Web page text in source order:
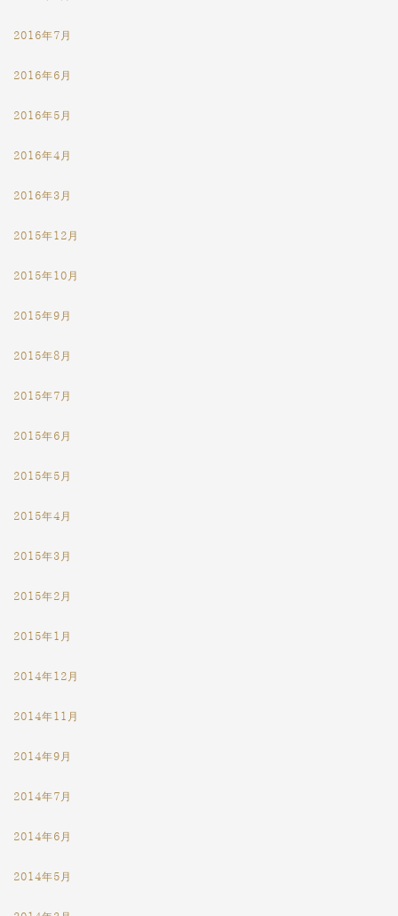
2016年7月
2016年6月
2016年5月
2016年4月
2016年3月
2015年12月
2015年10月
2015年9月
2015年8月
2015年7月
2015年6月
2015年5月
2015年4月
2015年3月
2015年2月
2015年1月
2014年12月
2014年11月
2014年9月
2014年7月
2014年6月
2014年5月